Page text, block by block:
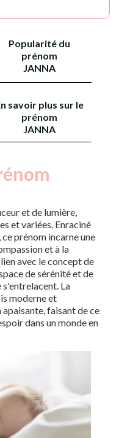
Popularité du
prénom
JANNA
savoir plus sur le
prénom
JANNA
et de lumière,
et variées. Enraciné
prénom incarne une
et à la
avec le concept de
de sérénité et de
La
moderne et
faisant de ce
dans un monde en